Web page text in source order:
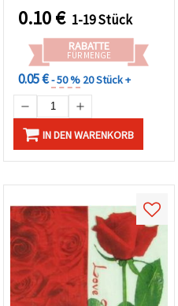
0.10€ 1-19 Stück
RABATTE
FÜR MENGE
0.05 €- 50 % 20 Stück +
IN DEN WARENKORB